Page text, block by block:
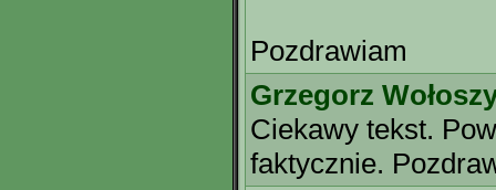
Pozdrawiam
Grzegorz
Ciekawy tekst.
faktycznie.